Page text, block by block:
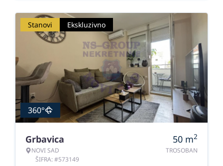
Stanovi Ekskluzivno
360°
Grbavica
NOVI SAD
ŠIFRA: #573149
50 m2
TROSOBAN